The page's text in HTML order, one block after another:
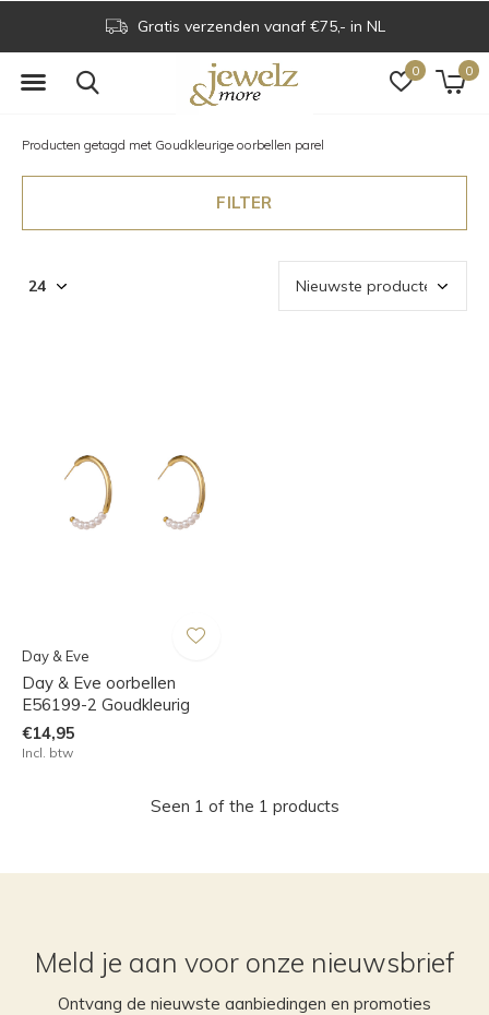
0 0
Gratis verzenden vanaf €75,- in NL
Producten getagd met Goudkleurige oorbellen parel
FILTER
Day & Eve
Day & Eve oorbellen
E56199-2 Goudkleurig
€14,95
Incl. btw
Seen 1 of the 1 products
Meld je aan voor onze nieuwsbrief
Ontvang de nieuwste aanbiedingen en promoties